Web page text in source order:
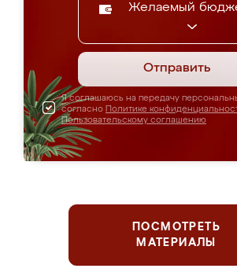
Желаемый
Отправить
Я соглашаюсь на передачу
согласно Политике
Пользовательскому соглашению
ПОСМОТРЕТЬ
МАТЕРИАЛЫ